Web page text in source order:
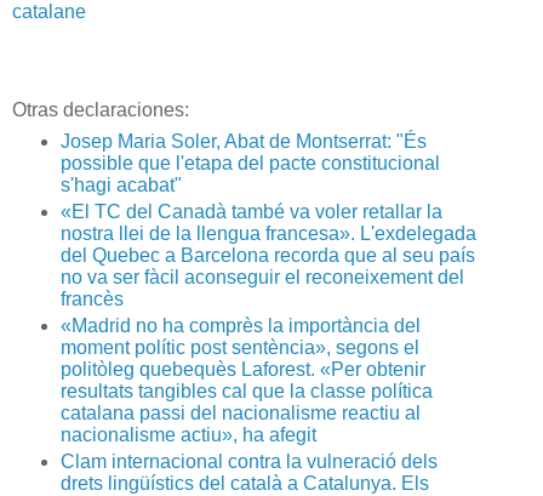
catalane
Otras declaraciones:
Josep Maria Soler, Abat de Montserrat: "És
possible que l'etapa del pacte constitucional
s'hagi acabat"
«El TC del Canadà també va voler retallar la
nostra llei de la llengua francesa». L'exdelegada
del Quebec a Barcelona recorda que al seu país
no va ser fàcil aconseguir el reconeixement del
francès
«Madrid no ha comprès la importància del
moment polític post sentència», segons el
politòleg quebequès Laforest. «Per obtenir
resultats tangibles cal que la classe política
catalana passi del nacionalisme reactiu al
nacionalisme actiu», ha afegit
Clam internacional contra la vulneració dels
drets lingüístics del català a Catalunya. Els